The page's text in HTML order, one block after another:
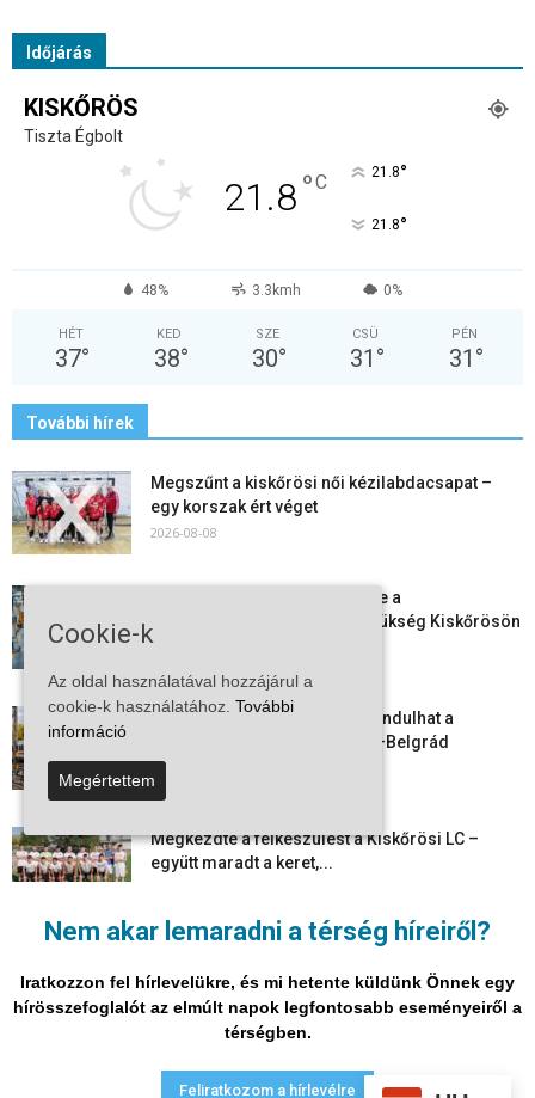
Nem akar lemaradni a térség híreiről?
Iratkozzon fel hírlevelükre, és mi hetente küldünk Önnek egy
hírösszefoglalót az elmúlt napok legfontosabb eseményeiről a
térségben.
Feliratkozom a hírlevélre
Időjárás
KISKŐRÖS
Tiszta Égbolt
21.8°C 21.8°
21.8°
48% 3.3kmh 0%
HÉT
37°
KED
38°
SZE
30°
CSÜ
31 °
PÉN
31 °
További hírek
Megszűnt a kiskőrösi női kézilabdacsapat –
egy korszak ért véget
2026-08-08
Aktuális állásajánlatok: ezekre a
munkavállalókra van most szükség Kiskőrösön
és a...
Vitézy Dávid: már ősszel újraindulhat a
személyszállítás a Budapest–Belgrád
vasútvonalon
2026-08-06
Megkezdte a felkészülést a Kiskőrösi LC –
együtt maradt a keret,...
szabadulni a kontinens a...
2026-08-05
Adatvédelmi nyilatkozat Médiaajánlat Impresszum
Cookie-k
Az oldal használatával hozzájárul a
cookie-k használatához. További
információ
Megértettem